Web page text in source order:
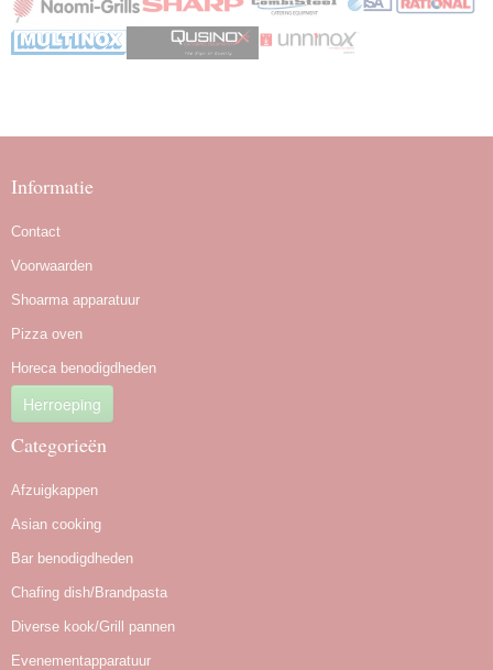
Informatie
Contact
Voorwaarden
Shoarma apparatuur
Pizza oven
Horeca benodigdheden
Herroeping
Categorieën
Afzuigkappen
Asian cooking
Bar benodigdheden
Chafing dish/Brandpasta
Diverse kook/Grill pannen
Evenementapparatuur